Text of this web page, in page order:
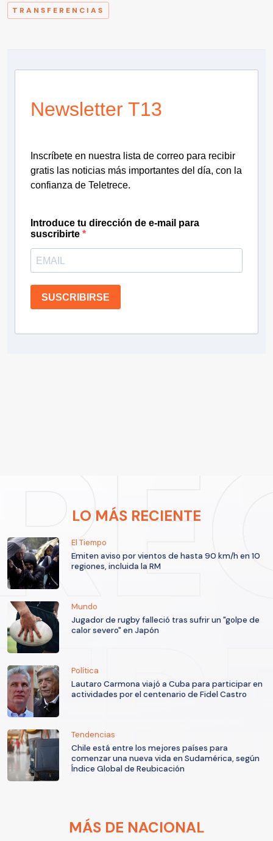
TRANSFERENCIAS
Newsletter T13
Inscríbete en nuestra lista de correo para recibir
gratis las noticias más importantes del día, con la
confianza de Teletrece.
Introduce tu dirección de e-mail para
suscribirte
SUSCRIBIRSE
LO MÁS RECIENTE
El Tiempo
Emiten aviso por vientos de hasta 90 km/h en 10
regiones, incluida la RM
Mundo
Jugador de rugby falleció tras sufrir un "golpe de
calor severo" en Japón
Política
Lautaro Carmona viajó a Cuba para participar en
actividades por el centenario de Fidel Castro
Tendencias
Chile está entre los mejores países para
comenzar una nueva vida en Sudamérica, según
Índice Global de Reubicación
MÁS DE NACIONAL